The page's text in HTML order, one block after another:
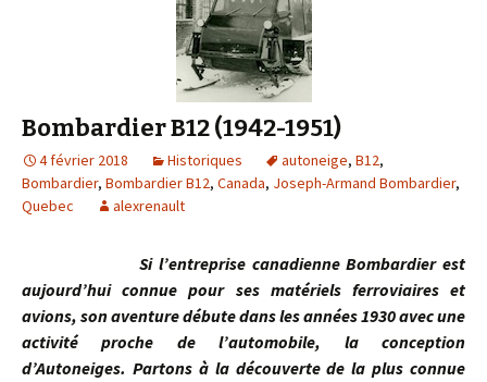
Bombardier B12 (1942-1951)
4 février 2018 Historiques autoneige, B12,
Bombardier, Bombardier B12, Canada, Joseph-Armand Bombardier,
Quebec
alexrenault
Si l’entreprise canadienne Bombardier est
aujourd’hui connue pour ses matériels ferroviaires et
avions, son aventure débute dans les années 1930 avec une
activité proche de l’automobile, la conception
d’Autoneiges. Partons à la découverte de la plus connue